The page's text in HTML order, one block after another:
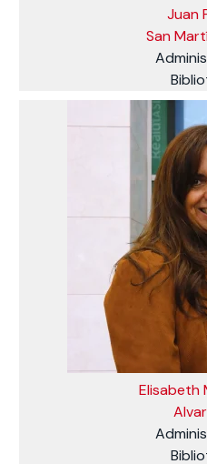
Juan
San
Elisabeth